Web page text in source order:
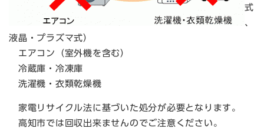
式
、
液晶・プラズマ式）
エアコン（室外機を含む）
冷蔵庫・冷凍庫
洗濯機・衣類乾燥機
家電リサイクル法に基づいた処分が必要となります。
高知市では回収出来ませんのでご注意ください。